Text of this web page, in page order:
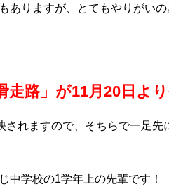
りますが、とてもやりがいの
走路」が11月20日よ
れますので、そちらで一足先
中学校の1学年上の先輩です！